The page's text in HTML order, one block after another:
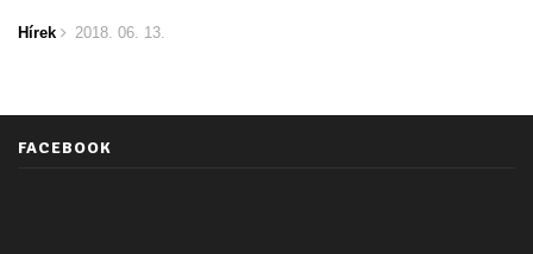
Hírek 2018. 06. 13.
FACEBOOK